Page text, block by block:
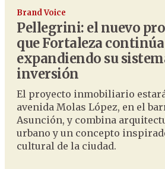
Brand Voice
Pellegrini: el nuevo
que Fortaleza continúa
expandiendo su
inversión
El proyecto inmobiliario
avenida Molas López, en el
Asunción, y combina
urbano y un concepto
cultural de la ciudad.